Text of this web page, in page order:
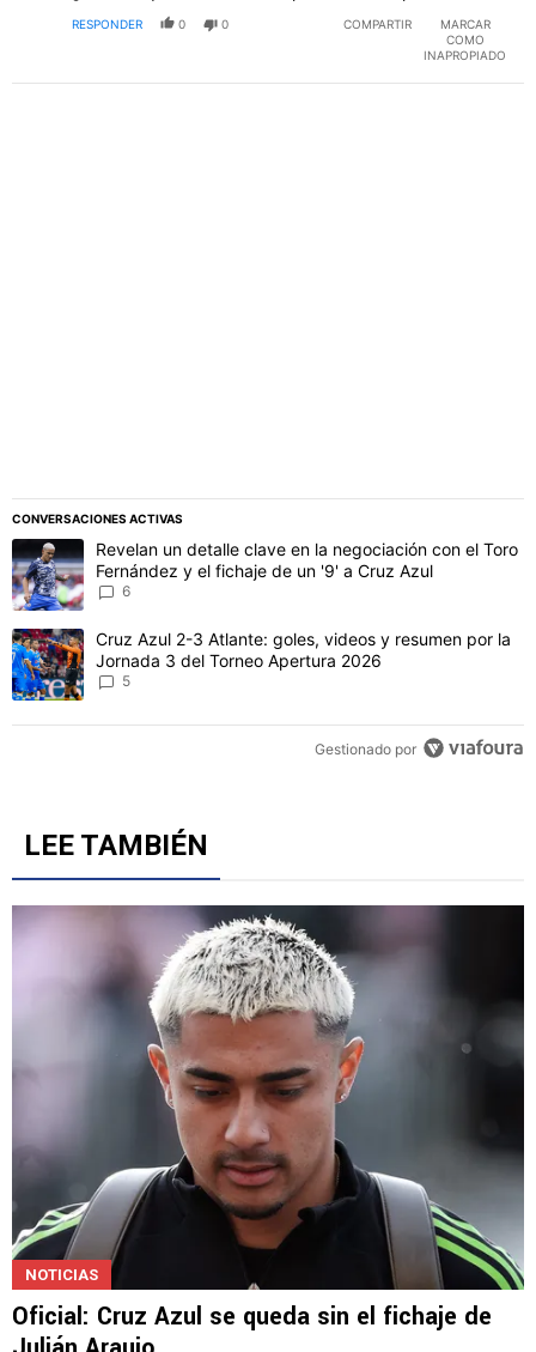
RESPONDER 0 0 COMPARTIR
MARCAR
COMO
INAPROPIADO
CONVERSACIONES ACTIVAS
Este listado muestra los artículos con más comentarios en los
Un artículo de tendencia con el título "Revelan un detalle clave
Revelan un detalle clave en la negociación con el Toro
Fernández y el fichaje de un '9' a Cruz Azul
6
Un artículo de tendencia con el título "Cruz Azul 2-3 Atlante:
Cruz Azul 2-3 Atlante: goles, videos y resumen por la
Jornada 3 del Torneo Apertura 2026
5
Gestionado por
LEE TAMBIÉN
NOTICIAS
Oficial: Cruz Azul se queda sin el fichaje de